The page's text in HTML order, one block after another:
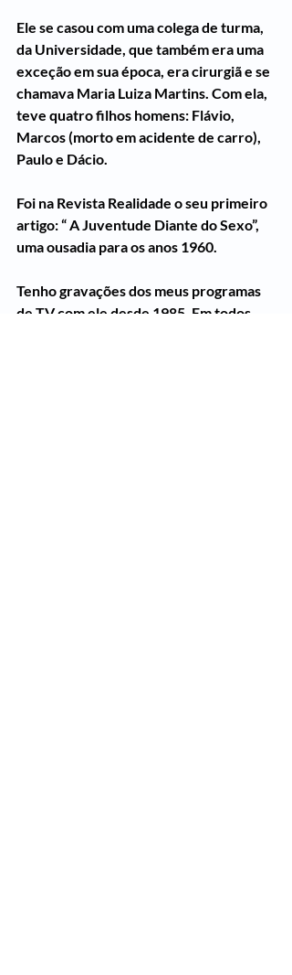
Ele se casou com uma colega de turma,
da Universidade, que também era uma
exceção em sua época, era cirurgiã e se
chamava Maria Luiza Martins. Com ela,
teve quatro filhos homens: Flávio,
Marcos (morto em acidente de carro),
Paulo e Dácio.
Foi na Revista Realidade o seu primeiro
artigo: “ A Juventude Diante do Sexo”,
uma ousadia para os anos 1960.
Tenho gravações dos meus programas
de TV com ele desde 1985. Em todos,